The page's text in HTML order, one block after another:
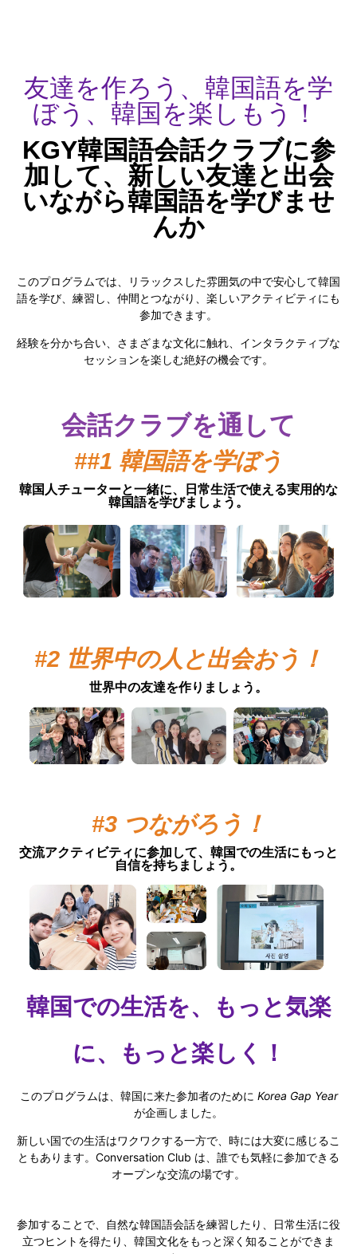
友達を作ろう、韓国語を学
ぼう、韓国を楽しもう！
KGY韓国語会話クラブに参
加して、新しい友達と出会
いながら韓国語を学びませ
んか
このプログラムでは、リラックスした雰囲気の中で安心して韓国
語を学び、練習し、仲間とつながり、楽しいアクティビティにも
参加できます。
経験を分かち合い、さまざまな文化に触れ、インタラクティブな
セッションを楽しむ絶好の機会です。
会話クラブを通して
##1 韓国語を学ぼう
韓国人チューターと一緒に、日常生活で使える実用的な
韓国語を学びましょう。
#2 世界中の人と出会おう！
世界中の友達を作りましょう。
#3 つながろう！
交流アクティビティに参加して、韓国での生活にもっと
自信を持ちましょう。
韓国での生活を、もっと気楽
に、もっと楽しく！
このプログラムは、韓国に来た参加者のために Korea Gap Year
が企画しました。
新しい国での生活はワクワクする一方で、時には大変に感じるこ
ともあります。Conversation Club は、誰でも気軽に参加できる
オープンな交流の場です。
参加することで、自然な韓国語会話を練習したり、日常生活に役
立つヒントを得たり、韓国文化をもっと深く知ることができま